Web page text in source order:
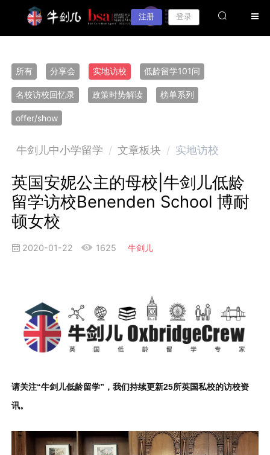
注册 登录
所有 分享会 实地访校 低龄留学101问
名校访校回忆录 政策时势解读 榜单系列
offer/show
牛剑儿中小学留学 / 文章板块 / 实地访校
英国安妮公主的母校|牛剑儿低龄
留学访校Benenden School 博耐
顿女校
2020-01-22 1625 牛剑儿
请关注“牛剑儿低龄留学”，我们持续更新25所英国私校的访校资
讯。